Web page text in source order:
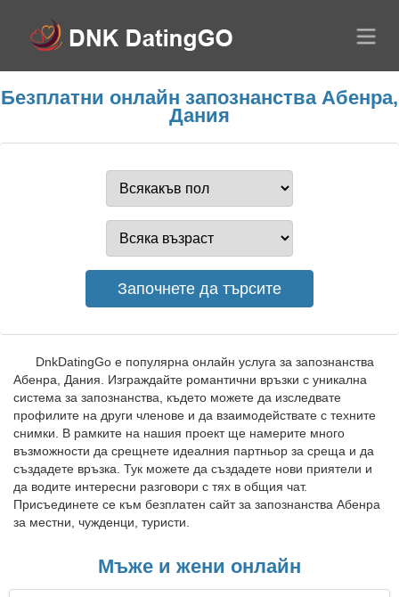
Безплатни онлайн запознанства Абенра,
Дания
DnkDatingGo е популярна онлайн услуга за запознанства
Абенра, Дания. Изграждайте романтични връзки с уникална
система за запознанства, където можете да изследвате
профилите на други членове и да взаимодействате с техните
снимки. В рамките на нашия проект ще намерите много
възможности да срещнете идеалния партньор за среща и да
създадете връзка. Тук можете да създадете нови приятели и
да водите интересни разговори с тях в общия чат.
Присъединете се към безплатен сайт за запознанства Абенра
за местни, чужденци, туристи.
Мъже и жени онлайн